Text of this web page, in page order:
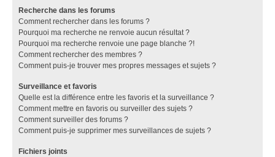
Recherche dans les forums
Comment rechercher dans les forums ?
Pourquoi ma recherche ne renvoie aucun résultat ?
Pourquoi ma recherche renvoie une page blanche ?!
Comment rechercher des membres ?
Comment puis-je trouver mes propres messages et sujets ?
Surveillance et favoris
Quelle est la différence entre les favoris et la surveillance ?
Comment mettre en favoris ou surveiller des sujets ?
Comment surveiller des forums ?
Comment puis-je supprimer mes surveillances de sujets ?
Fichiers joints